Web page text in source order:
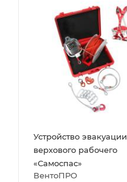
Устройство эвакуации
верхового рабочего
«Самоспас»
ВентоПРО